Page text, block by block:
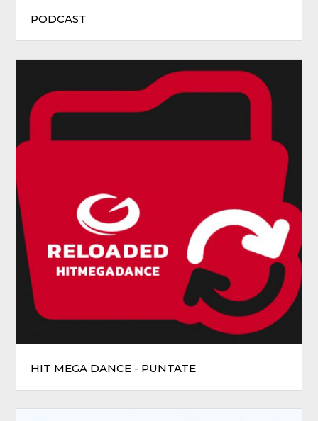
PODCAST
HIT MEGA DANCE - PUNTATE